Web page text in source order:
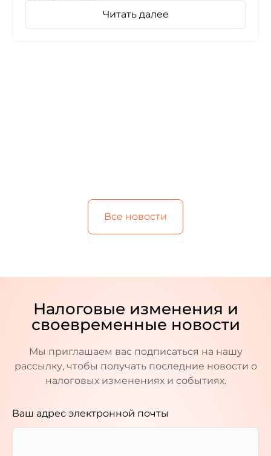
Читать далее
Все новости
Налоговые изменения и
своевременные новости
Мы приглашаем вас подписаться на нашу
рассылку, чтобы получать последние новости о
налоговых изменениях и событиях.
Ваш адрес электронной почты